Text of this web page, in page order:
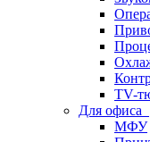
TV-
Для офиса
МФУ